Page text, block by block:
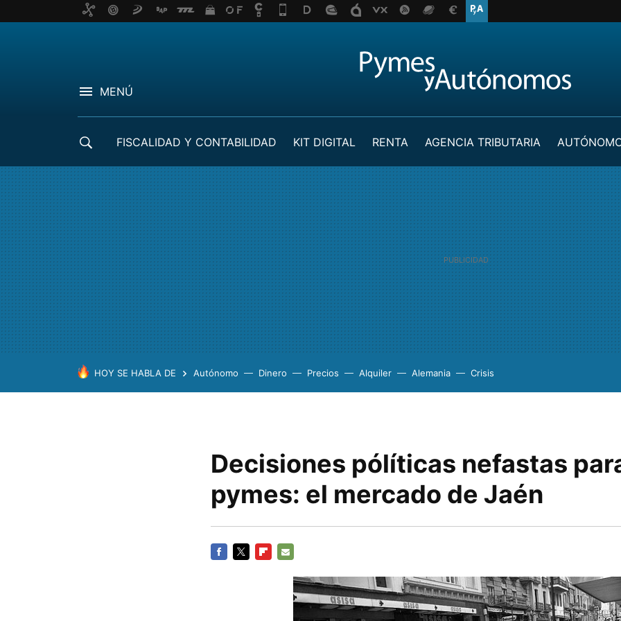
MENÚ
FISCALIDAD Y CONTABILIDAD KIT DIGITAL RENTA AGENCIA TRIBUTARIA
HOY SE HABLA DE Autónomo Dinero Precios Alquiler Alemania Crisis
Decisiones pólíticas nefastas
pymes: el mercado de Jaén
MAIL